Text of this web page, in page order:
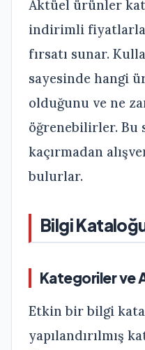
Aktüel ürünler
indirimli fiyatlarla
fırsatı sunar.
sayesinde hangi
olduğunu ve ne
öğrenebilirler. Bu
kaçırmadan
bulurlar.
Bilgi
Kategoriler ve
Etkin bir bilgi
yapılandırılmış